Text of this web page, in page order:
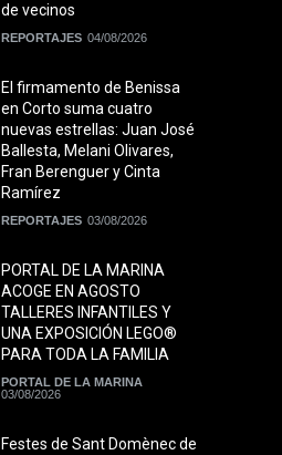
de vecinos
REPORTAJES 04/08/2026
El firmamento de Benissa
en Corto suma cuatro
nuevas estrellas: Juan José
Ballesta, Melani Olivares,
Fran Berenguer y Cinta
Ramírez
REPORTAJES 03/08/2026
PORTAL DE LA MARINA
ACOGE EN AGOSTO
TALLERES INFANTILES Y
UNA EXPOSICIÓN LEGO®
PARA TODA LA FAMILIA
PORTAL DE LA MARINA
03/08/2026
Festes de Sant Domènec de